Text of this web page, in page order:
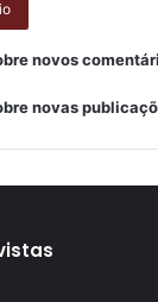
novos
novas